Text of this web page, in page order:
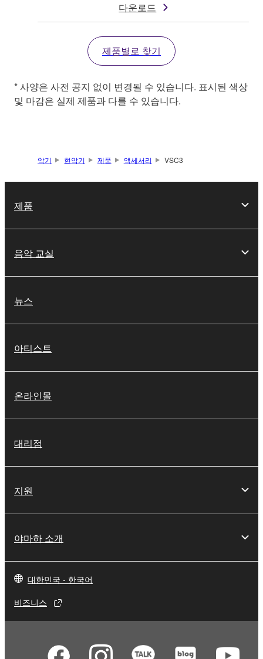
다운로드
제품별로 찾기
* 사양은 사전 공지 없이 변경될 수 있습니다. 표시된 색상
및 마감은 실제 제품과 다를 수 있습니다.
악기 현악기 제품 액세서리 VSC3
제품
음악 교실
뉴스
아티스트
온라인몰
대리점
지원
야마하 소개
대한민국 - 한국어
비즈니스